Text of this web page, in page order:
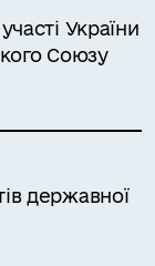
України
Союзу
державної